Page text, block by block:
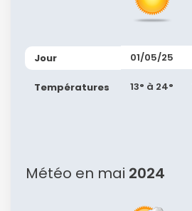
Jour
Températures
01/05/25
13° à 24°
Météo en mai 2024